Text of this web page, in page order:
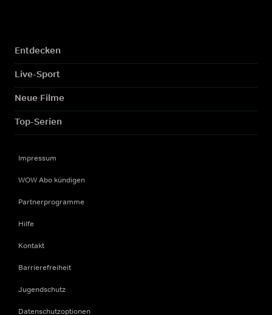
Entdecken
Live-Sport
Neue Filme
Top-Serien
Impressum
WOW Abo kündigen
Partnerprogramme
Hilfe
Kontakt
Barrierefreiheit
Jugendschutz
Datenschutzoptionen